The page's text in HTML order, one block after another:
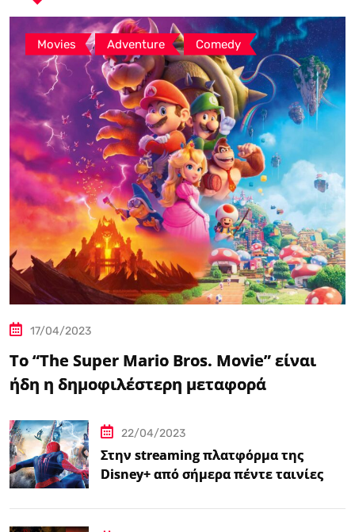
Movies , Adventure , Comedy
17/04/2023
Το “The Super Mario Bros. Movie” είναι
ήδη η δημοφιλέστερη μεταφορά
22/04/2023
Στην streaming πλατφόρμα της
Disney+ από σήμερα πέντε ταινίες